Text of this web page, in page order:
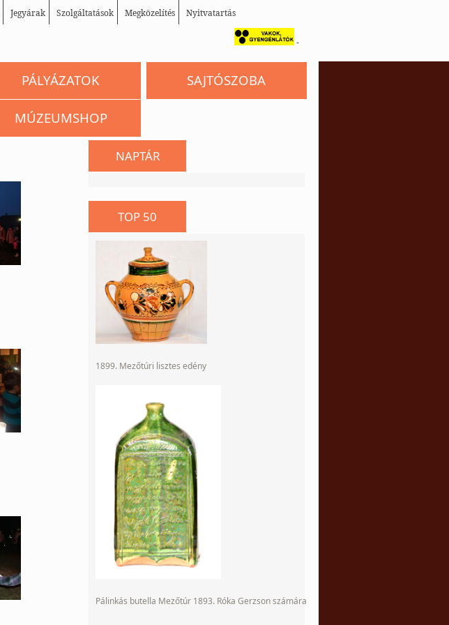
Jegyárak Szolgáltatások Megközelítés Nyitvatartás
-
PÁLYÁZATOK SAJTÓSZOBA
MÚZEUMSHOP
NAPTÁR
TOP 50
1899. Mezőtúri lisztes edény
Pálinkás butella Mezőtúr 1893. Róka Gerzson számára